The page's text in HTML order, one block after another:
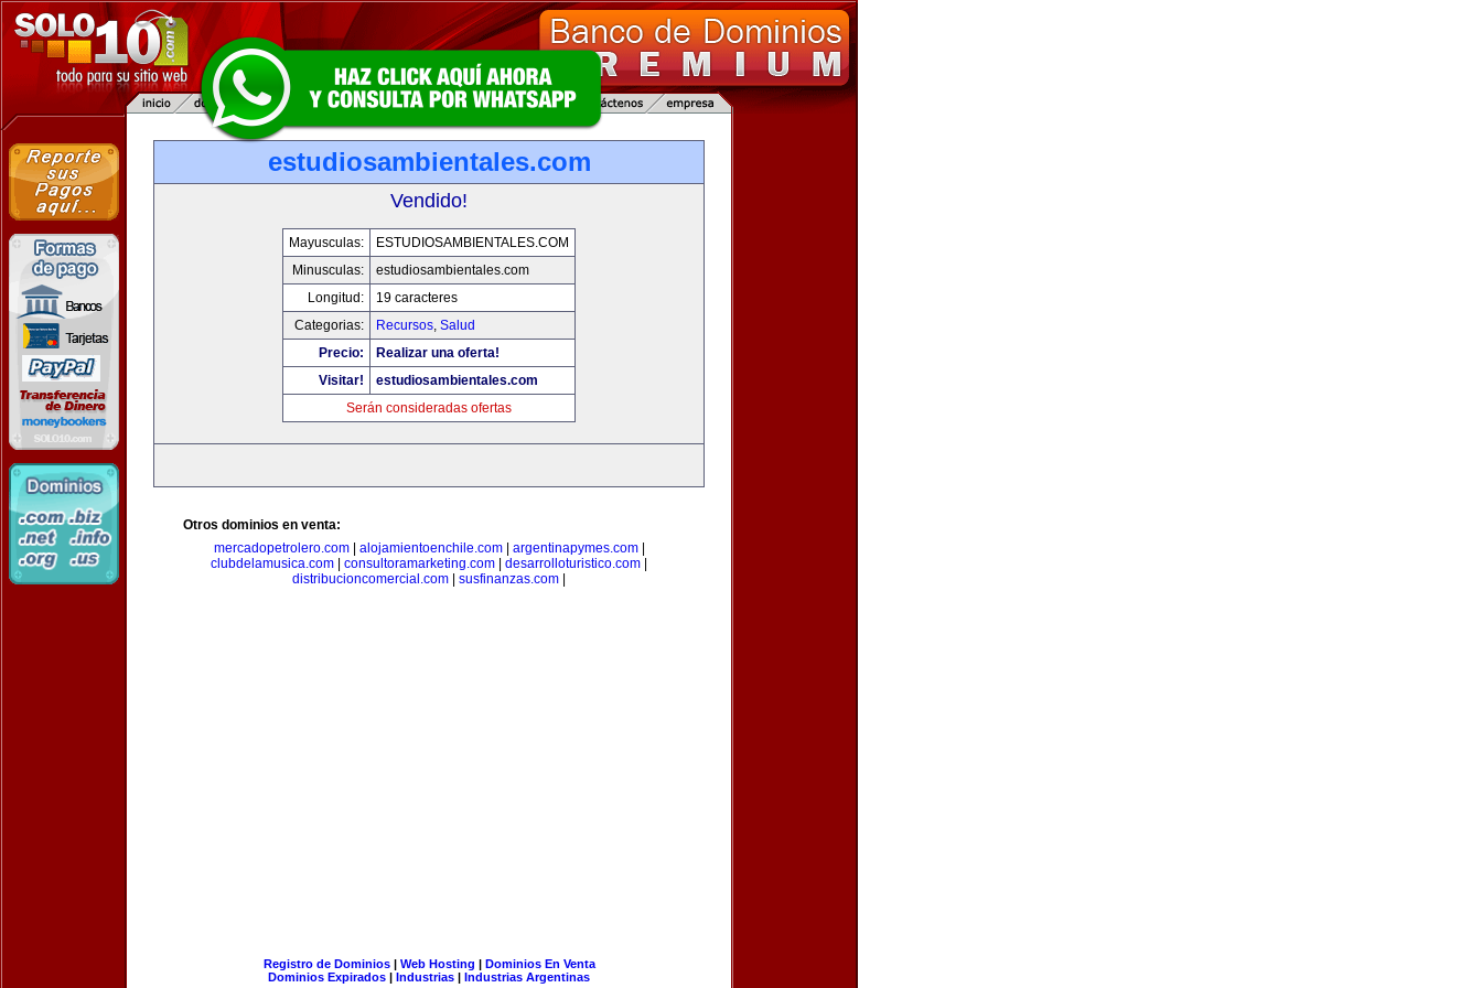
estudiosambientales.com
Vendido!
Mayusculas:
ESTUDIOSAMBIENTALES.COM
Minusculas:
estudiosambientales.com
Longitud:
19 caracteres
Categorias:
Recursos, Salud
Precio:
Realizar una oferta!
Visitar!
estudiosambientales.com
Serán consideradas ofertas
Otros dominios en venta:
mercadopetrolero.com| alojamientoenchile.com| argentinapymes.com|
clubdelamusica.com
consultoramarketing.com desarrolloturistico.com
distribucioncomercial.com
susfinanzas.com
Registro de Dominios| Web Hosting | Dominios En Venta
Dominios Expirados | Industrias | Industrias Argentinas